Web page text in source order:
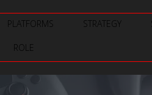
PLATFORMS STRATEGY
ROLE